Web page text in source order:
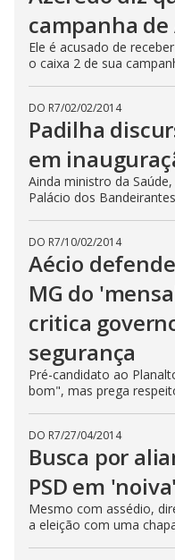
campanha de
Ele é acusado de
o caixa 2 de sua
DO R7/02/02/2014
Padilha
em
Ainda ministro da
Palácio dos
DO R7/10/02/2014
Aécio
MG do
critica
segurança
Pré-candidato ao
bom", mas prega
DO R7/27/04/2014
Busca por
PSD em
Mesmo com assédio,
a eleição com uma